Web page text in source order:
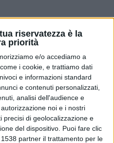
riservatezza è la
priorità
e/o accediamo a
i cookie, e trattiamo dati
e informazioni standard
e contenuti personalizzati,
analisi dell'audience e
noi e i nostri
precisi di geolocalizzazione e
del dispositivo. Puoi fare clic
partner il trattamento per le